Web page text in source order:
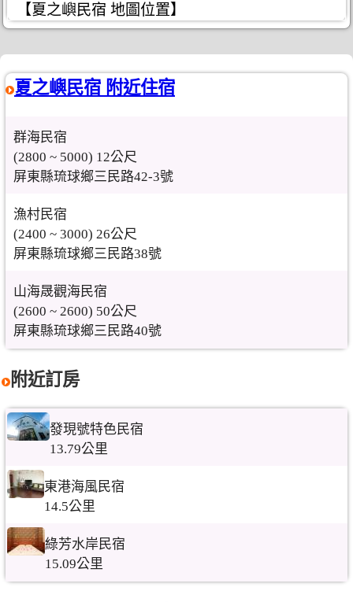
【夏之嶼民宿 地圖位置】
夏之嶼民宿 附近住宿
群海民宿
(2800 ~ 5000) 12公尺
屏東縣琉球鄉三民路42-3號
漁村民宿
(2400 ~ 3000) 26公尺
屏東縣琉球鄉三民路38號
山海晟觀海民宿
(2600 ~ 2600) 50公尺
屏東縣琉球鄉三民路40號
附近訂房
發現號特色民宿
13.79公里
東港海風民宿
14.5公里
綠芳水岸民宿
15.09公里